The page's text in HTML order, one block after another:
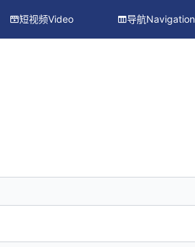
短视频Video 导航Navigation